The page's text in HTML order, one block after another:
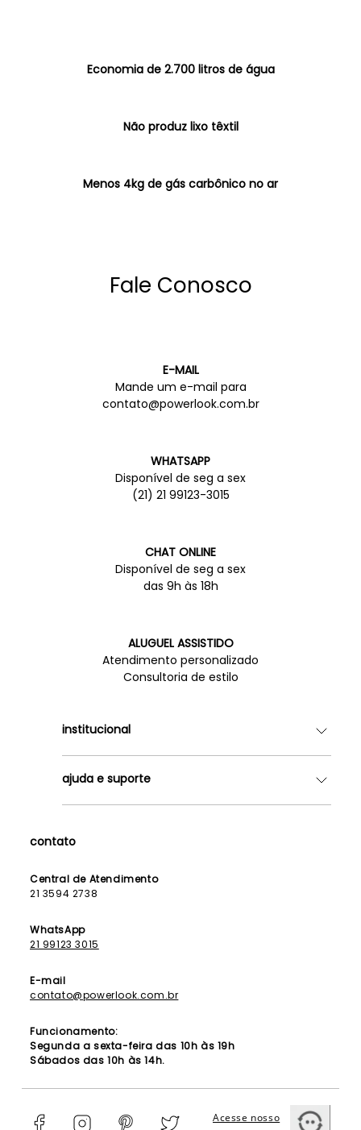
Economia de 2.700 litros de água
Não produz lixo têxtil
Menos 4kg de gás carbônico no ar
Fale Conosco
E-MAIL
Mande um e-mail para
contato@powerlook.com.br
WHATSAPP
Disponível de seg a sex
(21) 21 99123-3015
CHAT ONLINE
Disponível de seg a sex
das 9h às 18h
ALUGUEL ASSISTIDO
Atendimento personalizado
Consultoria de estilo
institucional
Lojas
Como Funciona
Lista de Formandas
ajuda e suporte
Política de Privacidade
contato
Central de Atendimento
21 3594 2738
WhatsApp
21 99123 3015
E-mail
contato@powerlook.com.br
Funcionamento:
Segunda a sexta-feira das 10h às 19h
Sábados das 10h às 14h.
Acesse nosso